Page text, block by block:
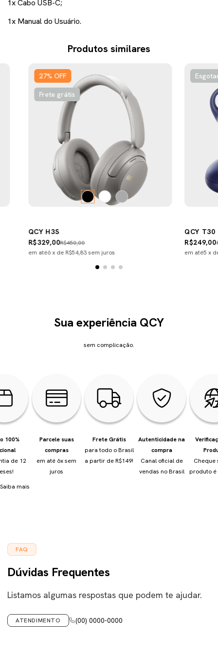
1x Cabo USB-C;
1x Manual do Usuário.
Produtos similares
27% OFF
Frete grátis
QCY H3S
R$450,00
R$329,00
em até6x de R$54,83sem juros
QCY T30
R$249,00
em até5 x
Sua experiência QCY
sem complicação.
100%
de 12
Parcele suas
compras
em até 6x sem
juros
Frete Grátis
para todo o Brasil
a partir de R$149!
Autenticidade na
compra
Canal oficial de
vendas no Brasil
Cheque
produto é
Saiba mais
FAQ
Dúvidas Frequentes
Listamos algumas respostas que podem te ajudar.
ATENDIMENTO (00) 0000-0000